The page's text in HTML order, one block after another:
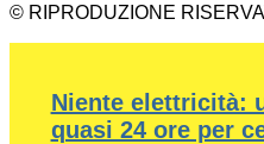
© RIPRODUZIONE
Niente elettricità:
quasi 24 ore per